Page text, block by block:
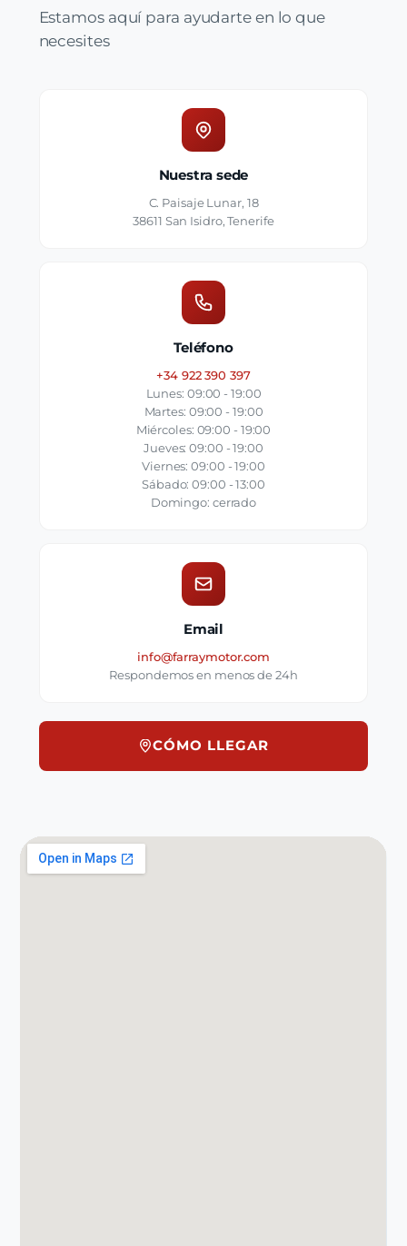
Estamos aquí para ayudarte en lo que
necesites
Nuestra sede
C. Paisaje Lunar, 18
38611 San Isidro, Tenerife
Teléfono
+34 922 390 397
Lunes: 09:00 - 19:00
Martes: 09:00 - 19:00
Miércoles: 09:00 - 19:00
Jueves: 09:00 - 19:00
Viernes: 09:00 - 19:00
Sábado: 09:00 - 13:00
Domingo: cerrado
Email
info@farraymotor.com
Respondemos en menos de 24h
CÓMO LLEGAR